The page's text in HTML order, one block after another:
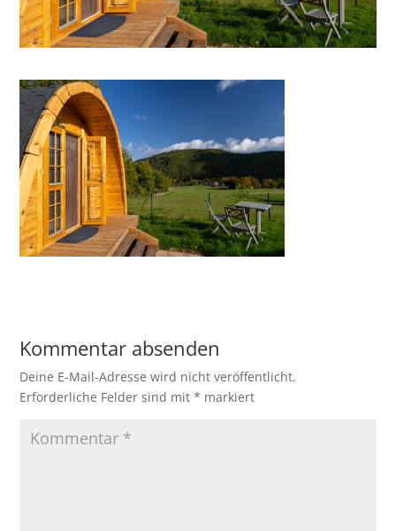
Kommentar absenden
Deine E-Mail-Adresse wird nicht veröffentlicht.
Erforderliche Felder sind mit* markiert